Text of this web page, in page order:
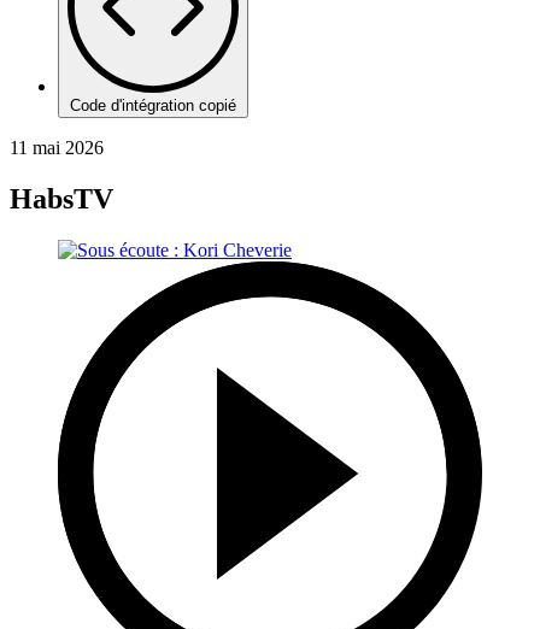
Code d'intégration copié
11 mai 2026
HabsTV